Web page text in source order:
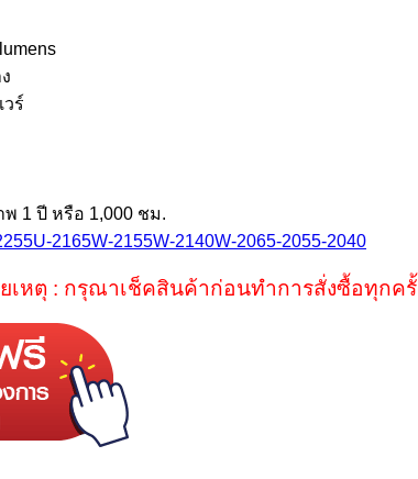
ร์
1 ปี หรือ 1,000 ชม.
2165W-2155W-2140W-2065-2055-2040
เหตุ : กรุณาเช็คสินค้าก่อนทำการสั่งซื้อทุกค